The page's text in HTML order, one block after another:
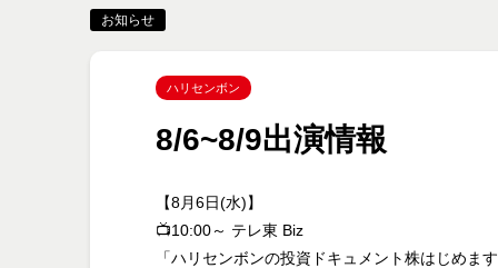
お知らせ
ハリセンボン
8/6~8/9出演情報
【8月6日(水)】
📺10:00～ テレ東 Biz
「ハリセンボンの投資ドキュメント株はじめま